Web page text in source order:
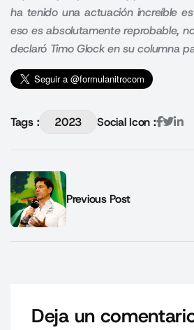
ha tenido una actuación increíble
eso es absolutamente reprobable,
declaró Timo Glock en su columna
Tags : 2023 Social Icon :
Previous Post
Deja un